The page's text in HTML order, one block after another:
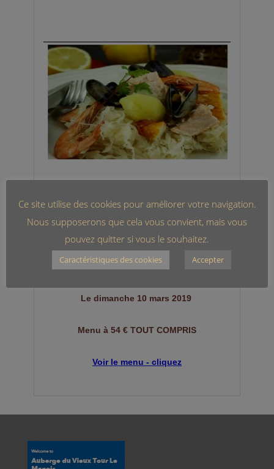
Ce site utilise des cookies pour améliorer votre navigation.
Nous supposerons que cela vous convient, mais vous
pouvez quitter si vous le souhaitez.
Caractéristiques des cookies Accepter